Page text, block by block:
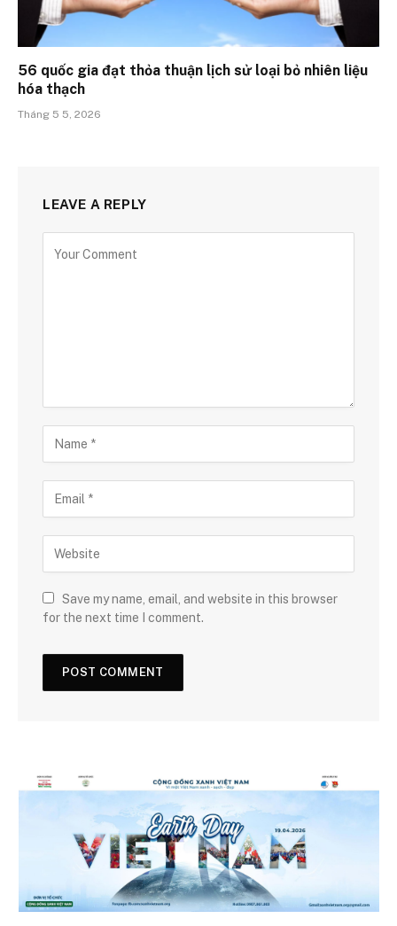
56 quốc gia đạt thỏa thuận lịch sử loại bỏ nhiên liệu
hóa thạch
Tháng 5 5, 2026
LEAVE A REPLY
Save my name, email, and website in this browser
for the next time I comment.